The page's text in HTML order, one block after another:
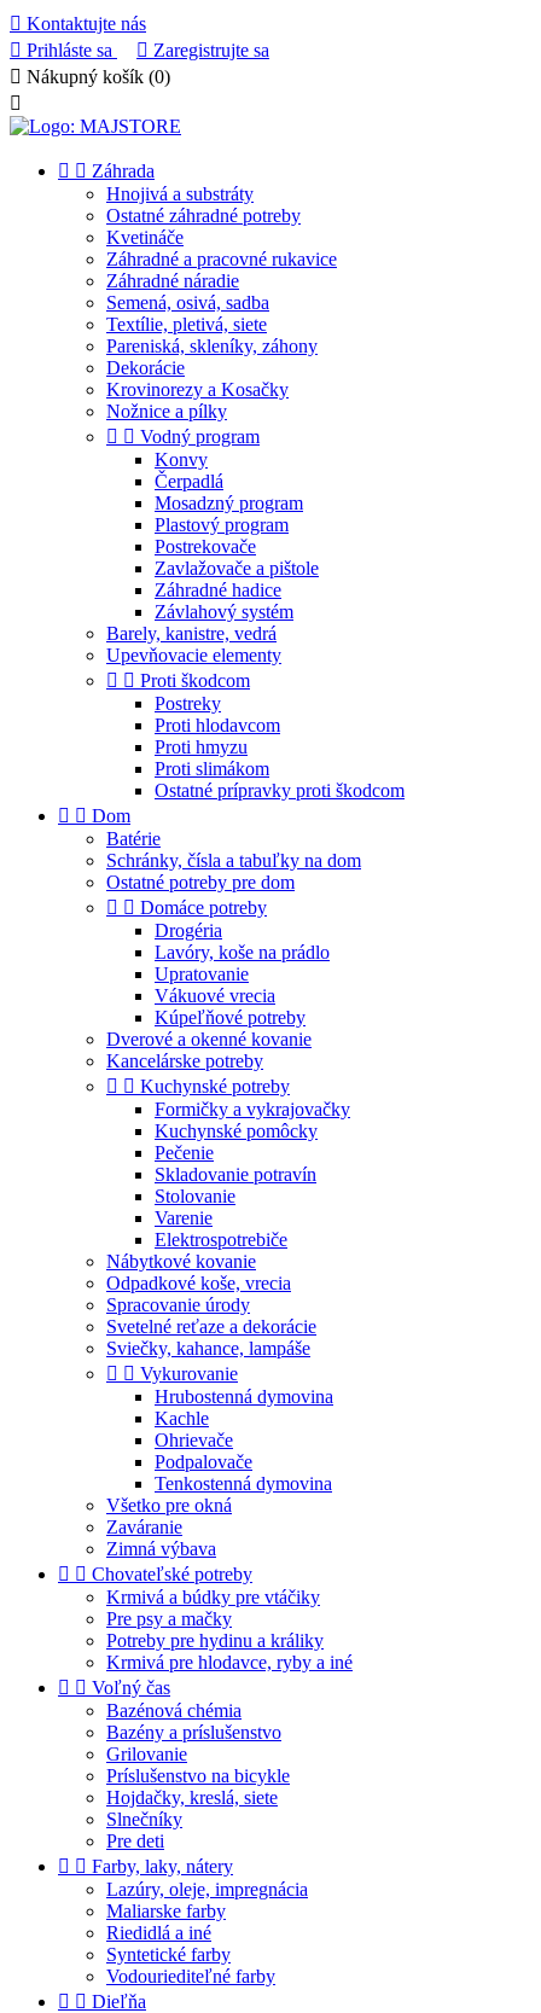
 Kontaktujte nás
 Prihláste sa  Zaregistrujte sa
 Nákupný košík (0)

  Záhrada
Hnojivá a substráty
Ostatné záhradné potreby
Kvetináče
Záhradné a pracovné rukavice
Záhradné náradie
Semená, osivá, sadba
Textílie, pletivá, siete
Pareniská, skleníky, záhony
Dekorácie
Krovinorezy a Kosačky
Nožnice a pílky
  Vodný program
Konvy
Čerpadlá
Mosadzný program
Plastový program
Postrekovače
Zavlažovače a pištole
Záhradné hadice
Závlahový systém
Barely, kanistre, vedrá
Upevňovacie elementy
  Proti škodcom
Postreky
Proti hlodavcom
Proti hmyzu
Proti slimákom
Ostatné prípravky proti škodcom
  Dom
Batérie
Schránky, čísla a tabuľky na dom
Ostatné potreby pre dom
  Domáce potreby
Drogéria
Lavóry, koše na prádlo
Upratovanie
Vákuové vrecia
Kúpeľňové potreby
Dverové a okenné kovanie
Kancelárske potreby
  Kuchynské potreby
Formičky a vykrajovačky
Kuchynské pomôcky
Pečenie
Skladovanie potravín
Stolovanie
Varenie
Elektrospotrebiče
Nábytkové kovanie
Odpadkové koše, vrecia
Spracovanie úrody
Svetelné reťaze a dekorácie
Sviečky, kahance, lampáše
  Vykurovanie
Hrubostenná dymovina
Kachle
Ohrievače
Podpalovače
Tenkostenná dymovina
Všetko pre okná
Zaváranie
Zimná výbava
  Chovateľské potreby
Krmivá a búdky pre vtáčiky
Pre psy a mačky
Potreby pre hydinu a králiky
Krmivá pre hlodavce, ryby a iné
  Voľný čas
Bazénová chémia
Bazény a príslušenstvo
Grilovanie
Príslušenstvo na bicykle
Hojdačky, kreslá, siete
Slnečníky
Pre deti
  Farby, laky, nátery
Lazúry, oleje, impregnácia
Maliarske farby
Riedidlá a iné
Syntetické farby
Vodouriediteľné farby
  Dieľňa